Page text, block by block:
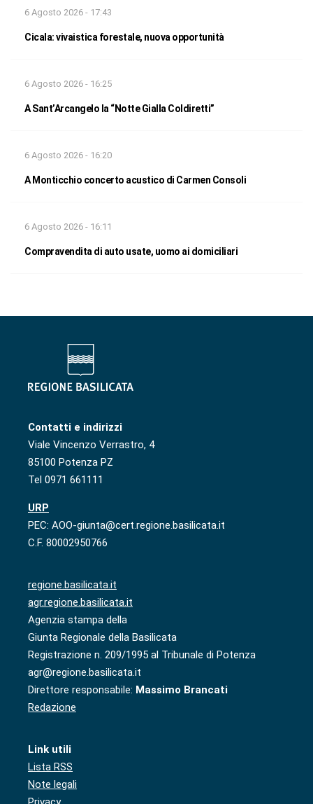
6 Agosto 2026 - 17:43
Cicala: vivaistica forestale, nuova opportunità
6 Agosto 2026 - 16:25
A Sant’Arcangelo la “Notte Gialla Coldiretti”
6 Agosto 2026 - 16:20
A Monticchio concerto acustico di Carmen Consoli
6 Agosto 2026 - 16:11
Compravendita di auto usate, uomo ai domiciliari
Contatti e indirizzi
Viale Vincenzo Verrastro, 4
85100 Potenza PZ
Tel 0971 661111
URP
PEC: AOO-giunta@cert.regione.basilicata.it
C.F. 80002950766
regione.basilicata.it
agr.regione.basilicata.it
Agenzia stampa della
Giunta Regionale della Basilicata
Registrazione n. 209/1995 al Tribunale di Potenza
agr@regione.basilicata.it
Direttore responsabile: Massimo Brancati
Redazione
Link utili
Lista RSS
Note legali